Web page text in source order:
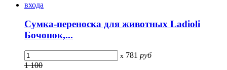
Сумка-переноска для животных Ladioli
Бочонок,...
x 781 руб
1 100